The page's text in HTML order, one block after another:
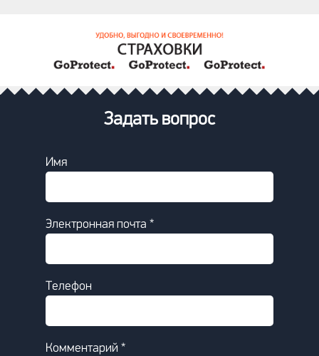
Задать вопрос
Имя
Электронная почта *
Телефон
Комментарий *